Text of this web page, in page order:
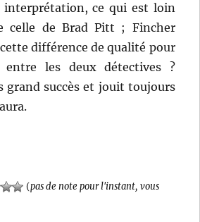
interprétation, ce qui est loin
celle de Brad Pitt ; Fincher
différence de qualité pour
entre les deux détectives ?
grand succès et jouit toujours
(pas de note pour l'instant, vous